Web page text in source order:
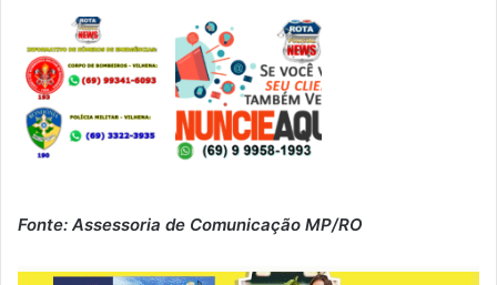
Fonte: Assessoria de Comunicação MP/RO